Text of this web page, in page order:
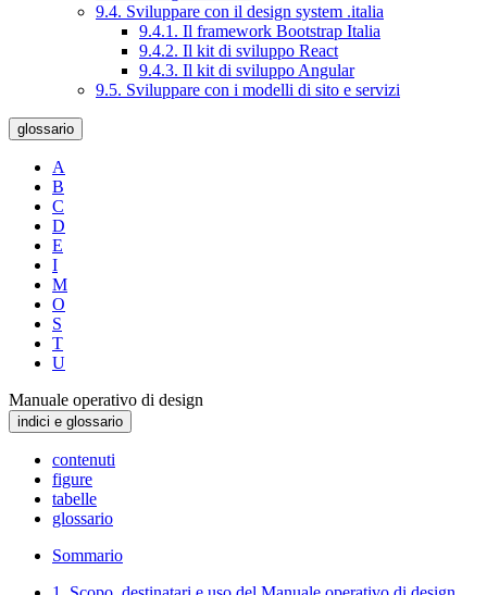
9.4. Sviluppare con il design system .italia
9.4.1. Il framework Bootstrap Italia
9.4.2. Il kit di sviluppo React
9.4.3. Il kit di sviluppo Angular
9.5. Sviluppare con i modelli di sito e servizi
glossario
A
B
C
D
E
I
M
O
S
T
U
Manuale operativo di design
indici e glossario
contenuti
figure
tabelle
glossario
Sommario